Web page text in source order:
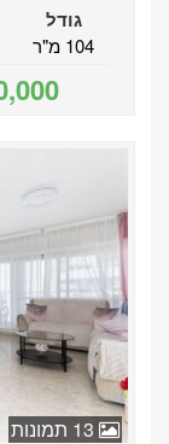
גודל
104 מ"ר